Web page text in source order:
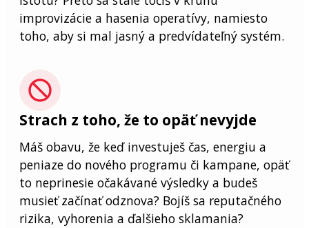
improvizácie a hasenia operatívy, namiesto
toho, aby si mal jasný a predvídateľný systém.
Strach z toho, že to opäť nevyjde
Máš obavu, že keď investuješ čas, energiu a
peniaze do nového programu či kampane, opäť
to neprinesie očakávané výsledky a budeš
musieť začínať odznova? Bojíš sa reputačného
rizika, vyhorenia a ďalšieho sklamania?